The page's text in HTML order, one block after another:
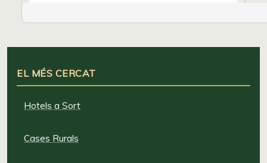
EL MÉS CERCAT
Hotels a Sort
Cases Rurals